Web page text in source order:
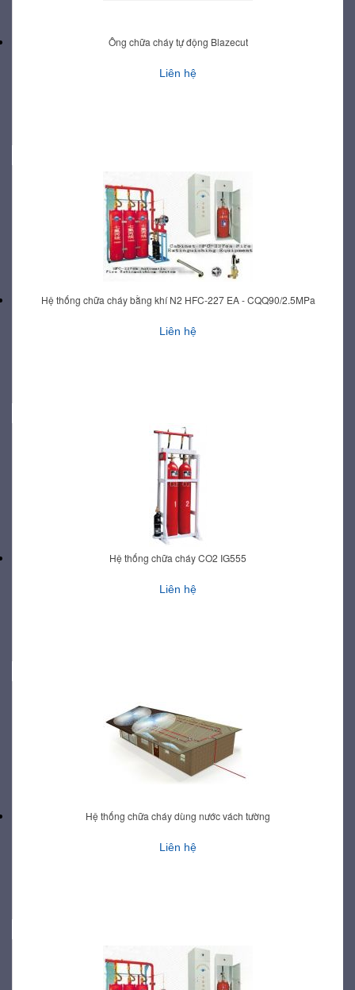
Ông chữa cháy tự động Blazecut
Liên hệ
Hệ thống chữa cháy bằng khí N2 HFC-227 EA - CQQ90/2.5MPa
Liên hệ
Hệ thống chữa cháy CO2 IG555
Liên hệ
Hệ thống chữa cháy dùng nước vách tường
Liên hệ